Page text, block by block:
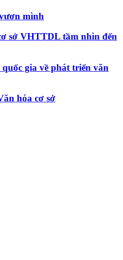
mình
sở VHTTDL tầm nhìn đến
gia về phát triển văn
hóa cơ sở